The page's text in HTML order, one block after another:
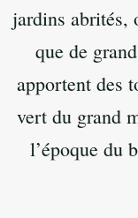
jardins abrités,
que de
apportent des
vert du grand
l’époque du